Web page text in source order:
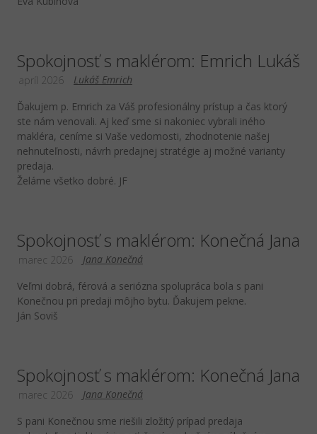
Spokojnosť s maklérom: Emrich Lukáš
Lukáš Emrich
apríl 2026
Ďakujem p. Emrich za Váš profesionálny prístup a čas ktorý
ste nám venovali. Aj keď sme si nakoniec vybrali iného
makléra, ceníme si Vaše vedomosti, zhodnotenie našej
nehnuteľnosti, návrh predajnej stratégie aj možné varianty
predaja.
Želáme všetko dobré. JF
Spokojnosť s maklérom: Konečná Jana
Jana Konečná
marec 2026
Veľmi dobrá, férová a seriózna spolupráca bola s pani
Konečnou pri predaji môjho bytu. Ďakujem pekne.
Ján Soviš
Spokojnosť s maklérom: Konečná Jana
Jana Konečná
marec 2026
S pani Konečnou sme riešili zložitý prípad predaja